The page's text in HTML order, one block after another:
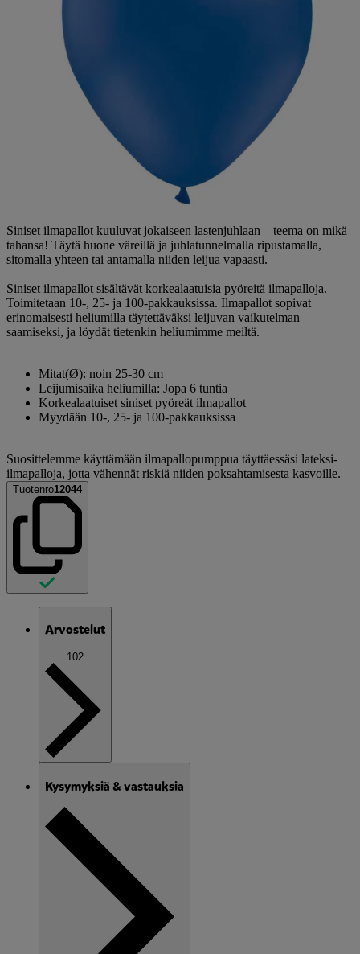
Siniset ilmapallot kuuluvat jokaiseen lastenjuhlaan – teema on mikä
tahansa! Täytä huone väreillä ja juhlatunnelmalla ripustamalla,
sitomalla yhteen tai antamalla niiden leijua vapaasti.
Siniset ilmapallot sisältävät korkealaatuisia pyöreitä ilmapalloja.
Toimitetaan 10-, 25- ja 100-pakkauksissa. Ilmapallot sopivat
erinomaisesti heliumilla täytettäväksi leijuvan vaikutelman
saamiseksi, ja löydät tietenkin heliumimme meiltä.
Mitat(Ø): noin 25-30 cm
Leijumisaika heliumilla: Jopa 6 tuntia
Korkealaatuiset siniset pyöreät ilmapallot
Myydään 10-, 25- ja 100-pakkauksissa
Suosittelemme käyttämään ilmapallopumppua täyttäessäsi lateksi-
ilmapalloja, jotta vähennät riskiä niiden poksahtamisesta kasvoille.
Tuotenro12044
Arvostelut
102
Kysymyksiä & vastauksia